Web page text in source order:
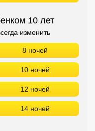
10 лет
изменить
8 ночей
10 ночей
12 ночей
14 ночей